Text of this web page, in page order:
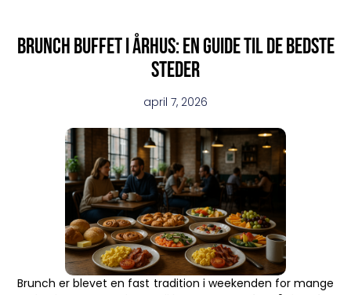
Brunch buffet i århus: en guide til de bedste
steder
april 7, 2026
Brunch er blevet en fast tradition i weekenden for mange